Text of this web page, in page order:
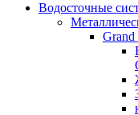
Водосточные